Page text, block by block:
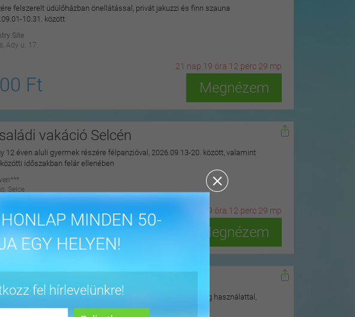
MINDEN 50-
EGY HELYEN!
fel hírlevelünkre!
felszerelt üdülőházban önellátással, privát jakuzzi és finn szauna
10.31. között
Site
Ady u. 17.
21 nap 19 óra 12 perc 28 mp
Ft Megnézem
vakáció Selcén
12 éven aluli gyermek részére félpanzióval, 2026.09.13-20. között, valamint
időszakban felár ellenében
Selce
19 óra 12 perc 28 mp
Ft Megnézem
félpanzióval, csodás erdei környezetben, rekreációs részleg használattal,